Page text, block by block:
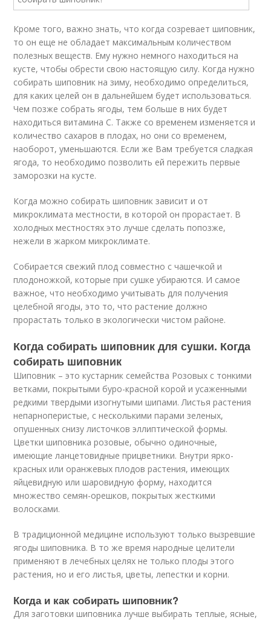
Кроме того, важно знать, что когда созревает шиповник,
то он еще не обладает максимальным количеством
полезных веществ. Ему нужно немного находиться на
кусте, чтобы обрести свою настоящую силу. Когда нужно
собирать шиповник на зиму, необходимо определиться,
для каких целей он в дальнейшем будет использоваться.
Чем позже собрать ягоды, тем больше в них будет
находиться витамина С. Также со временем изменяется и
количество сахаров в плодах, но они со временем,
наоборот, уменьшаются. Если же Вам требуется сладкая
ягода, то необходимо позволить ей пережить первые
заморозки на кусте.
Когда можно собирать шиповник зависит и от
микроклимата местности, в которой он прорастает. В
холодных местностях это лучше сделать попозже,
нежели в жарком микроклимате.
Собирается свежий плод совместно с чашечкой и
плодоножкой, которые при сушке убираются. И самое
важное, что необходимо учитывать для получения
целебной ягоды, это то, что растение должно
прорастать только в экологически чистом районе.
Когда собирать шиповник для сушки. Когда
собирать шиповник
Шиповник – это кустарник семейства Розовых с тонкими
ветками, покрытыми буро-красной корой и усаженными
редкими твердыми изогнутыми шипами. Листья растения
непарноперистые, с несколькими парами зеленых,
опушенных снизу листочков эллиптической формы.
Цветки шиповника розовые, обычно одиночные,
имеющие ланцетовидные прицветники. Внутри ярко-
красных или оранжевых плодов растения, имеющих
яйцевидную или шаровидную форму, находится
множество семян-орешков, покрытых жесткими
волосками.
В традиционной медицине используют только вызревшие
ягоды шиповника. В то же время народные целители
применяют в лечебных целях не только плоды этого
растения, но и его листья, цветы, лепестки и корни.
Когда и как собирать шиповник?
Для заготовки шиповника лучше выбирать теплые, ясные,